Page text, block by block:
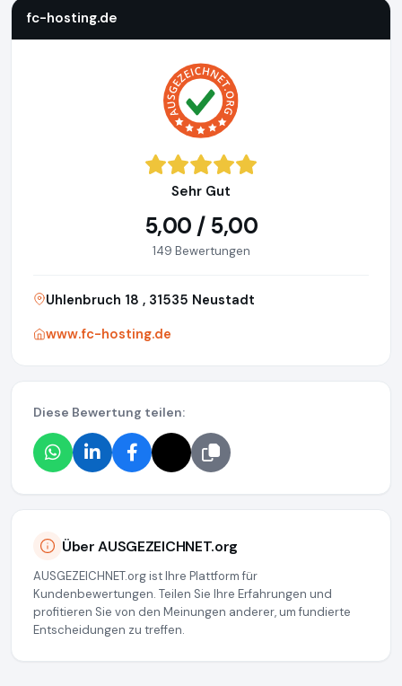
fc-hosting.de
Sehr Gut
5,00 / 5,00
149 Bewertungen
Uhlenbruch 18 , 31535 Neustadt
www.fc-hosting.de
Diese Bewertung teilen:
Über AUSGEZEICHNET.org
AUSGEZEICHNET.org ist Ihre Plattform für
Kundenbewertungen. Teilen Sie Ihre Erfahrungen und
profitieren Sie von den Meinungen anderer, um fundierte
Entscheidungen zu treffen.